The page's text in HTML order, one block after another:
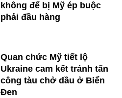
không để bị Mỹ ép buộc
phải đầu hàng
Quan chức Mỹ tiết lộ
Ukraine cam kết tránh tấn
công tàu chở dầu ở Biển
Đen